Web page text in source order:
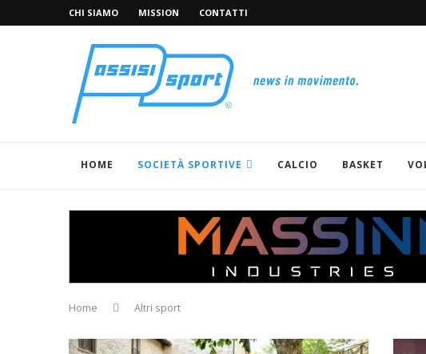
CHI SIAMO MISSION CONTATTI
HOME SOCIETÀ SPORTIVE CALCIO BASKET
Home Altri sport